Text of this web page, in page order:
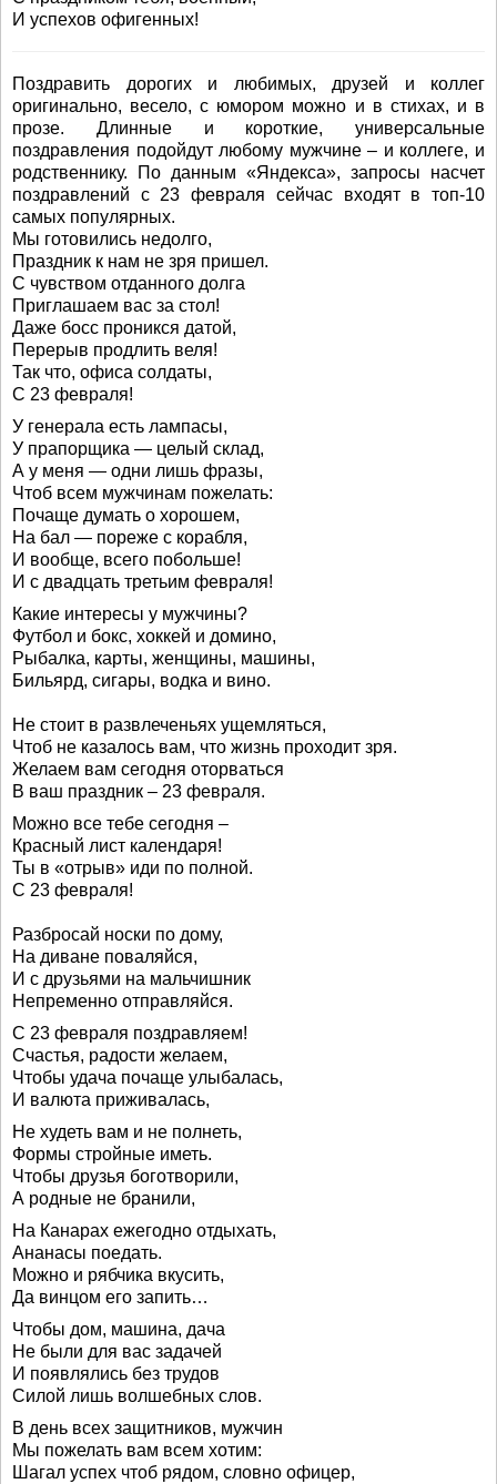
И успехов офигенных!
Поздравить дорогих и любимых, друзей и коллег
оригинально, весело, с юмором можно и в стихах, и в
прозе. Длинные и короткие, универсальные
поздравления подойдут любому мужчине – и коллеге, и
родственнику. По данным «Яндекса», запросы насчет
поздравлений с 23 февраля сейчас входят в топ-10
самых популярных.
Мы готовились недолго,
Праздник к нам не зря пришел.
С чувством отданного долга
Приглашаем вас за стол!
Даже босс проникся датой,
Перерыв продлить веля!
Так что, офиса солдаты,
С 23 февраля!
У генерала есть лампасы,
У прапорщика — целый склад,
А у меня — одни лишь фразы,
Чтоб всем мужчинам пожелать:
Почаще думать о хорошем,
На бал — пореже с корабля,
И вообще, всего побольше!
И с двадцать третьим февраля!
Какие интересы у мужчины?
Футбол и бокс, хоккей и домино,
Рыбалка, карты, женщины, машины,
Бильярд, сигары, водка и вино.
Не стоит в развлеченьях ущемляться,
Чтоб не казалось вам, что жизнь проходит зря.
Желаем вам сегодня оторваться
В ваш праздник – 23 февраля.
Можно все тебе сегодня –
Красный лист календаря!
Ты в «отрыв» иди по полной.
С 23 февраля!
Разбросай носки по дому,
На диване поваляйся,
И с друзьями на мальчишник
Непременно отправляйся.
С 23 февраля поздравляем!
Счастья, радости желаем,
Чтобы удача почаще улыбалась,
И валюта приживалась,
Не худеть вам и не полнеть,
Формы стройные иметь.
Чтобы друзья боготворили,
А родные не бранили,
На Канарах ежегодно отдыхать,
Ананасы поедать.
Можно и рябчика вкусить,
Да винцом его запить…
Чтобы дом, машина, дача
Не были для вас задачей
И появлялись без трудов
Силой лишь волшебных слов.
В день всех защитников, мужчин
Мы пожелать вам всем хотим:
Шагал успех чтоб рядом, словно офицер,